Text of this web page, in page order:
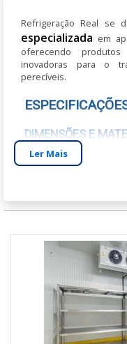
Refrigeração Real se
especializada em
oferecendo
inovadoras para o
perecíveis.
DIMENSÕES E
Nossos aparelhos
durabilidade e eficiência
Cada aparelho é
específicas, ideal para
com baús de diferentes
BENEFÍCIOS
Os benefícios de
Ler Mais